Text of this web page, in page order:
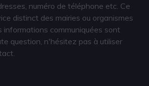
numéro de téléphone etc. Ce
distinct des mairies ou organismes
informations communiquées sont
question, n'hésitez pas à utiliser